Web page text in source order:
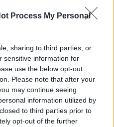
Process My Personal
sharing to third parties, or
sensitive information for
use the below opt-out
Please note that after your
may continue seeing
information utilized by
to third parties prior to
opt-out of the further
civile
in guerra
internazionale
il cambiamento